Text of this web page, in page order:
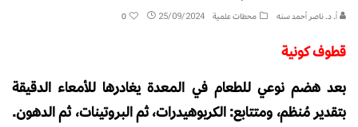
أ. د. ناصر أحمد سنه محطات علمية 25/09/2024
0
قطوف كونية
بعد هضم نوعي للطعام في المعدة يغادرها للأمعاء الدقيقة
بتقدير مُنظم، ومتتابع: الكربوهيدرات، ثم البروتينات، ثم الدهون.